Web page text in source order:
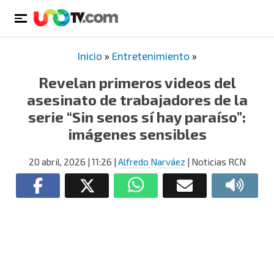
Inicio » Entretenimiento »
Revelan primeros videos del
asesinato de trabajadores de la
serie “Sin senos sí hay paraíso”:
imágenes sensibles
20 abril, 2026 | 11:26 | Alfredo Narváez | Noticias RCN